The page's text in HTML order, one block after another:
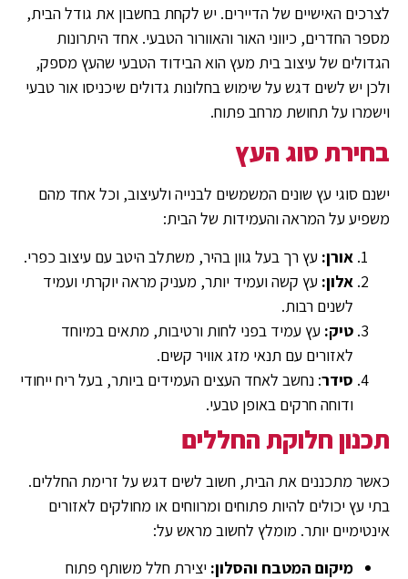
לצרכים האישיים של הדיירים. יש לקחת בחשבון את גודל הבית,
מספר החדרים, כיווני האור והאוורור הטבעי. אחד היתרונות
הגדולים של עיצוב בית מעץ הוא הבידוד הטבעי שהעץ מספק,
ולכן יש לשים דגש על שימוש בחלונות גדולים שיכניסו אור טבעי
וישמרו על תחושת מרחב פתוח.
בחירת סוג העץ
ישנם סוגי עץ שונים המשמשים לבנייה ולעיצוב, וכל אחד מהם
משפיע על המראה והעמידות של הבית:
אורן: עץ רך בעל גוון בהיר, משתלב היטב עם עיצוב כפרי.
אלון: עץ קשה ועמיד יותר, מעניק מראה יוקרתי ועמיד
לשנים רבות.
טיק: עץ עמיד בפני לחות ורטיבות, מתאים במיוחד
לאזורים עם תנאי מזג אוויר קשים.
סידר: נחשב לאחד העצים העמידים ביותר, בעל ריח ייחודי
ודוחה חרקים באופן טבעי.
תכנון חלוקת החללים
כאשר מתכננים את הבית, חשוב לשים דגש על זרימת החללים.
בתי עץ יכולים להיות פתוחים ומרווחים או מחולקים לאזורים
אינטימיים יותר. מומלץ לחשוב מראש על:
מיקום המטבח והסלון: יצירת חלל משותף פתוח